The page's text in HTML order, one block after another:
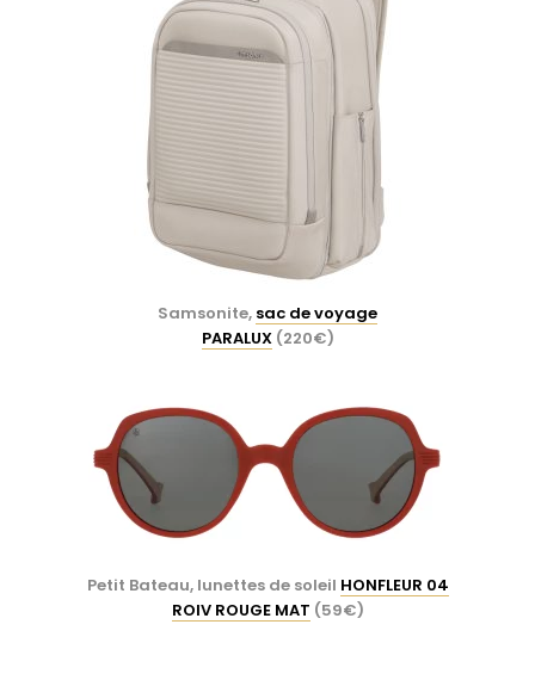
Samsonite, sac de voyage
PARALUX(220€)
Petit Bateau, lunettes de soleil HONFLEUR 04
ROIV ROUGE MAT (59€)